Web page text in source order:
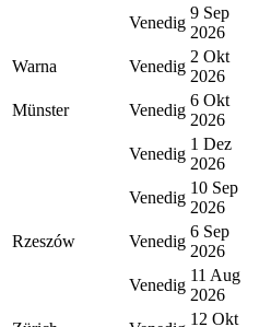
Venedig
9 Sep
2026
Warna
Venedig
2 Okt
2026
Münster
Venedig
6 Okt
2026
Venedig
1 Dez
2026
Venedig
10 Sep
2026
Rzeszów
Venedig
6 Sep
2026
Venedig
11 Aug
2026
12 Okt